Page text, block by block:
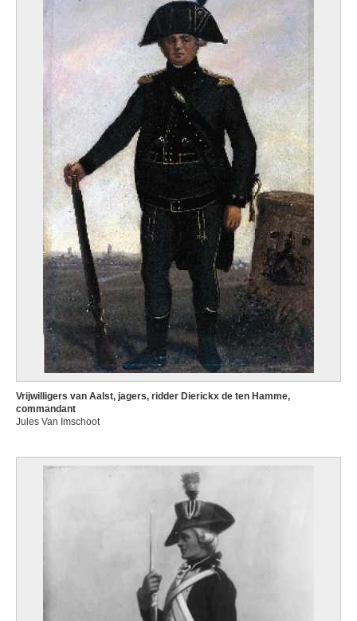
Vrijwilligers van Aalst, jagers, ridder Dierickx de ten Hamme,
commandant
Jules Van Imschoot